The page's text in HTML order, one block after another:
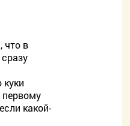
что в
куки
какой-